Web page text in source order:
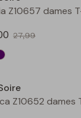
27,99